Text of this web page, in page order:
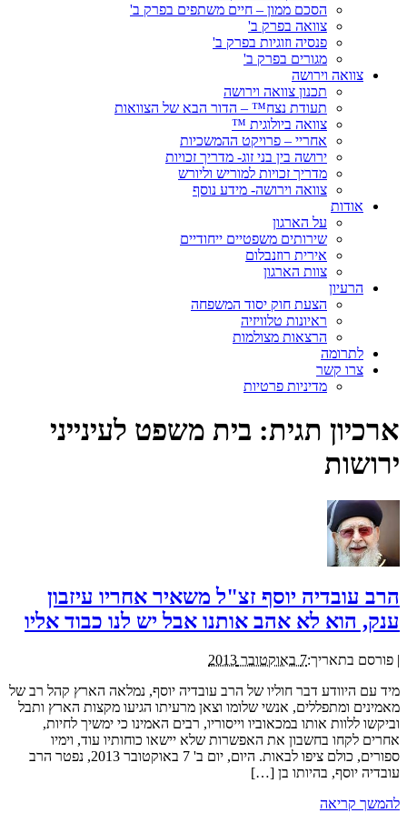
הסכם ממון – חיים משתפים בפרק ב'
צוואה בפרק ב'
פנסיה וזוגיות בפרק ב'
מגורים בפרק ב'
צוואה וירושה
תכנון צוואה וירושה
תעודת נצח™ – הדור הבא של הצוואות
צוואה ביולוגית ™
אחריי – פרויקט ההמשכיות
ירושה בין בני זוג- מדריך זכויות
מדריך זכויות למוריש וליורש
צוואה וירושה- מידע נוסף
אודות
על הארגון
שירותים משפטיים ייחודיים
אירית רוזנבלום
צוות הארגון
הרעיון
הצעת חוק יסוד המשפחה
ראיונות טלוויזיה
הרצאות מצולמות
לתרומה
צרו קשר
מדיניות פרטיות
ארכיון תגית: בית משפט לעינייני
ירושות
הרב עובדיה יוסף זצ"ל משאיר אחריו עיזבון
ענק, הוא לא אהב אותנו אבל יש לנו כבוד אליו
| פורסם בתאריך:7 באוקטובר 2013
מיד עם היוודע דבר חוליו של הרב עובדיה יוסף, נמלאה הארץ קהל רב של
מאמינים ומתפללים, אנשי שלומו וצאן מרעיתו הגיעו מקצות הארץ ותבל
וביקשו ללוות אותו במכאוביו וייסוריו, רבים האמינו כי ימשיך לחיות,
אחרים לקחו בחשבון את האפשרות שלא יישאו כוחותיו עוד, וימיו
ספורים, כולם ציפו לבאות. היום, יום ב' 7 באוקטובר 2013, נפטר הרב
עובדיה יוסף, בהיותו בן […]
להמשך קריאה